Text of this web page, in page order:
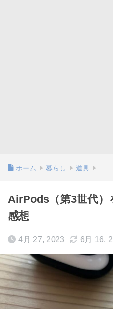
ホーム 暮らし 道具
AirPods（第3世代）
感想
4月 27, 2023 6月 16,